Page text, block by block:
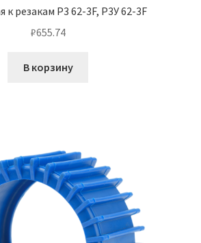
к резакам Р3 62-3F, Р3У 62-3F
₽655.74
В корзину